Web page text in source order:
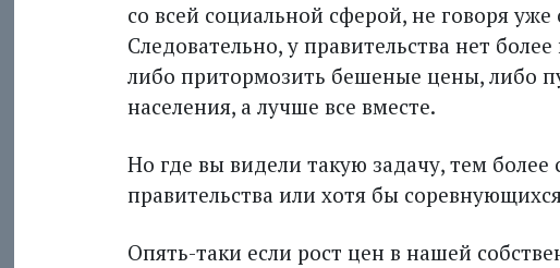
со всей социальной сферой, не говоря
Следовательно, у правительства нет
либо притормозить бешеные цены, либо
населения, а лучше все вместе.
Но где вы видели такую задачу, тем
правительства или хотя бы
Опять-таки если рост цен в нашей